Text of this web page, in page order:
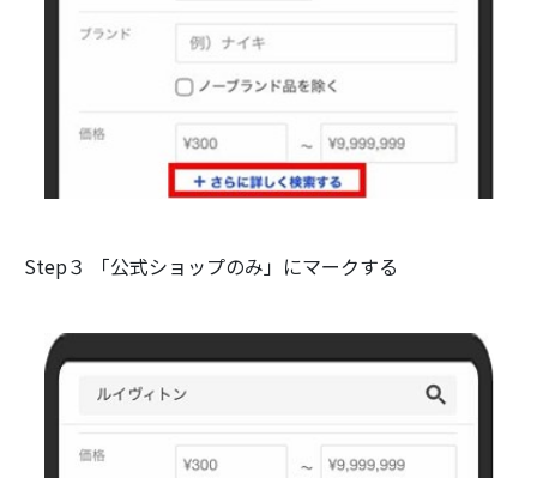
Step３ 「公式ショップのみ」にマークする